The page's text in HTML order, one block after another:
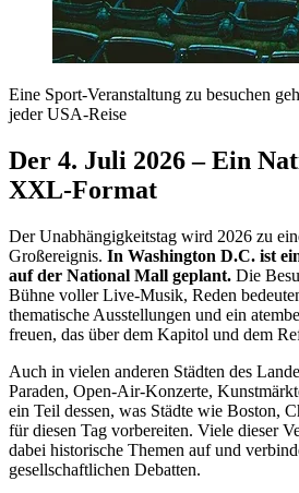
Eine Sport-Veranstaltung zu besuchen
jeder USA-Reise
Der 4. Juli 2026 – Ein
XXL-Format
Der Unabhängigkeitstag wird 2026 zu
Großereignis. In Washington D.C. ist
auf der National Mall geplant. Die
Bühne voller Live-Musik, Reden
thematische Ausstellungen und ein
freuen, das über dem Kapitol und dem
Auch in vielen anderen Städten des
Paraden, Open-Air-Konzerte,
ein Teil dessen, was Städte wie Boston,
für diesen Tag vorbereiten. Viele dieser
dabei historische Themen auf und
gesellschaftlichen Debatten.